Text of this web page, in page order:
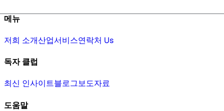
메뉴
저희 소개산업서비스연락처 Us
독자 클럽
최신 인사이트블로그보도자료
도움말